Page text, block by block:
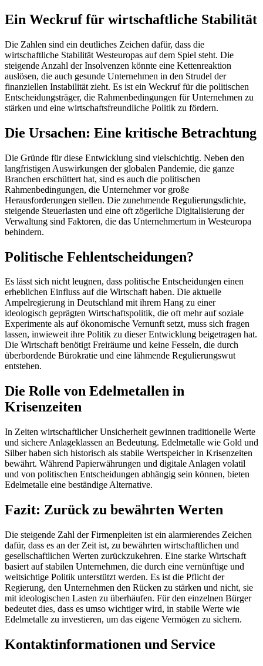
Ein Weckruf für wirtschaftliche Stabilität
Die Zahlen sind ein deutliches Zeichen dafür, dass die
wirtschaftliche Stabilität Westeuropas auf dem Spiel steht. Die
steigende Anzahl der Insolvenzen könnte eine Kettenreaktion
auslösen, die auch gesunde Unternehmen in den Strudel der
finanziellen Instabilität zieht. Es ist ein Weckruf für die politischen
Entscheidungsträger, die Rahmenbedingungen für Unternehmen zu
stärken und eine wirtschaftsfreundliche Politik zu fördern.
Die Ursachen: Eine kritische Betrachtung
Die Gründe für diese Entwicklung sind vielschichtig. Neben den
langfristigen Auswirkungen der globalen Pandemie, die ganze
Branchen erschüttert hat, sind es auch die politischen
Rahmenbedingungen, die Unternehmer vor große
Herausforderungen stellen. Die zunehmende Regulierungsdichte,
steigende Steuerlasten und eine oft zögerliche Digitalisierung der
Verwaltung sind Faktoren, die das Unternehmertum in Westeuropa
behindern.
Politische Fehlentscheidungen?
Es lässt sich nicht leugnen, dass politische Entscheidungen einen
erheblichen Einfluss auf die Wirtschaft haben. Die aktuelle
Ampelregierung in Deutschland mit ihrem Hang zu einer
ideologisch geprägten Wirtschaftspolitik, die oft mehr auf soziale
Experimente als auf ökonomische Vernunft setzt, muss sich fragen
lassen, inwieweit ihre Politik zu dieser Entwicklung beigetragen hat.
Die Wirtschaft benötigt Freiräume und keine Fesseln, die durch
überbordende Bürokratie und eine lähmende Regulierungswut
entstehen.
Die Rolle von Edelmetallen in
Krisenzeiten
In Zeiten wirtschaftlicher Unsicherheit gewinnen traditionelle Werte
und sichere Anlageklassen an Bedeutung. Edelmetalle wie Gold und
Silber haben sich historisch als stabile Wertspeicher in Krisenzeiten
bewährt. Während Papierwährungen und digitale Anlagen volatil
und von politischen Entscheidungen abhängig sein können, bieten
Edelmetalle eine beständige Alternative.
Fazit: Zurück zu bewährten Werten
Die steigende Zahl der Firmenpleiten ist ein alarmierendes Zeichen
dafür, dass es an der Zeit ist, zu bewährten wirtschaftlichen und
gesellschaftlichen Werten zurückzukehren. Eine starke Wirtschaft
basiert auf stabilen Unternehmen, die durch eine vernünftige und
weitsichtige Politik unterstützt werden. Es ist die Pflicht der
Regierung, den Unternehmen den Rücken zu stärken und nicht, sie
mit ideologischen Lasten zu überhäufen. Für den einzelnen Bürger
bedeutet dies, dass es umso wichtiger wird, in stabile Werte wie
Edelmetalle zu investieren, um das eigene Vermögen zu sichern.
Kontaktinformationen und Service